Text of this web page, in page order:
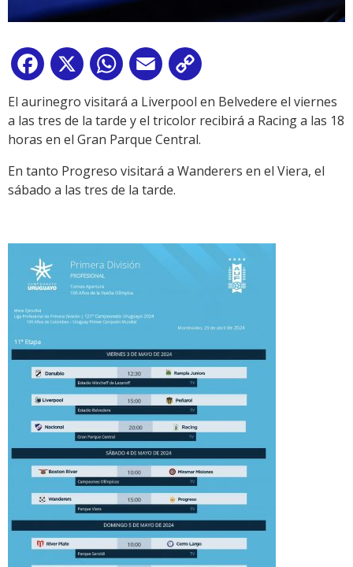
Facebook
X WhatsApp
Email
Link
El aurinegro visitará a Liverpool en Belvedere el viernes
a las tres de la tarde y el tricolor recibirá a Racing a las 18
horas en el Gran Parque Central.
En tanto Progreso visitará a Wanderers en el Viera, el
sábado a las tres de la tarde.